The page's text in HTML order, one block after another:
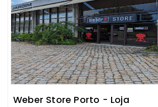
Weber Store Porto - Loja